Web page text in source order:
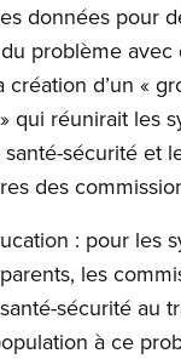
données pour
problème avec
création d’un «
qui réunirait les
sécurité et
des
: pour les
les
sécurité au
à ce